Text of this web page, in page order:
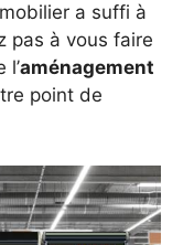
a suffi à
pas à vous faire
l’aménagement
point de